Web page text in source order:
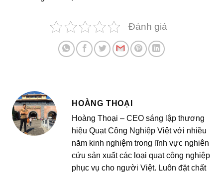
Đánh giá
HOÀNG THOẠI
Hoàng Thoại – CEO sáng lập thương
hiệu Quạt Công Nghiệp Việt với nhiều
năm kinh nghiệm trong lĩnh vực nghiên
cứu sản xuất các loại quạt công nghiệp
phục vụ cho người Việt. Luôn đặt chất